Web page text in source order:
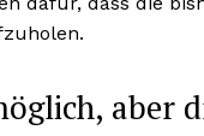
aber